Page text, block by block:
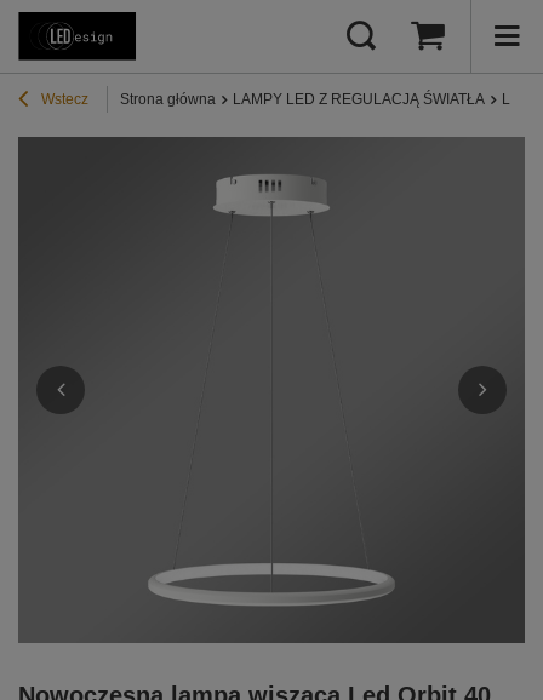
Wstecz Strona główna LAMPY LED Z REGULACJĄ ŚWIATŁA